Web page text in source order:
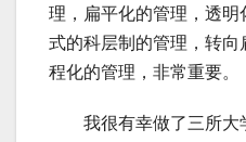
理，扁平化的管理，透
式的科层制的管理，转
程化的管理，非常重要。
我很有幸做了三所大